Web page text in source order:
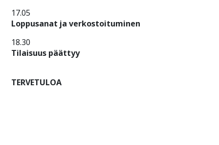
17.05
Loppusanat ja verkostoituminen
18.30
Tilaisuus päättyy
TERVETULOA